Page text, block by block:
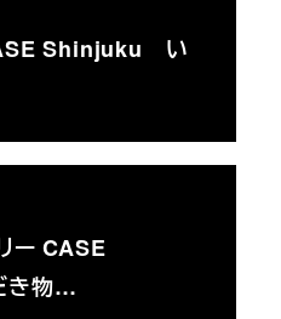
Shinjuku い
ー CASE
き物…